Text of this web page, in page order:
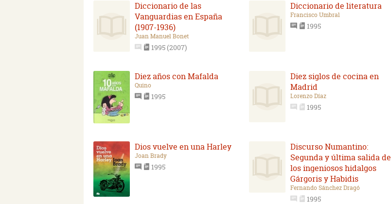
Diccionario de las
Vanguardias en España
(1907-1936)
Juan Manuel Bonet
1995 (2007)
Diccionario de literatura
Francisco Umbral
1995
Diez años con Mafalda
Quino
1995
Diez siglos de cocina en
Madrid
Lorenzo Díaz
1995
Dios vuelve en una Harley
Joan Brady
1995
Discurso Numantino:
Segunda y última salida de
los ingeniosos hidalgos
Gárgoris y Habidis
Fernando Sánchez Dragó
1995